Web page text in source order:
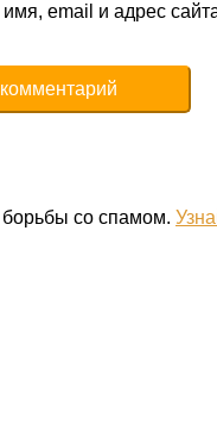
email и адрес
борьбы со спамом.